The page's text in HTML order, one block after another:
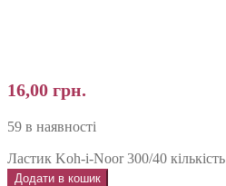
16,00 грн.
59 в наявності
Ластик Koh-i-Noor 300/40 кількість
Додати в кошик